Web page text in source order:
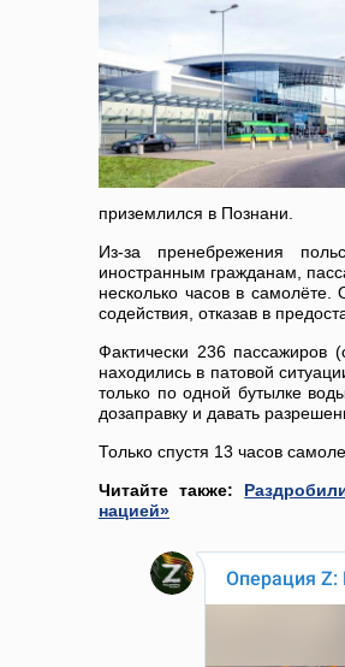
приземлился в Познани.
Из-за пренебрежения
иностранным гражданам,
несколько часов в
содействия, отказав в
Фактически 236
находились в патовой
только по одной бутылке
дозаправку и давать
Только спустя 13 часов
Читайте также:
нацией»